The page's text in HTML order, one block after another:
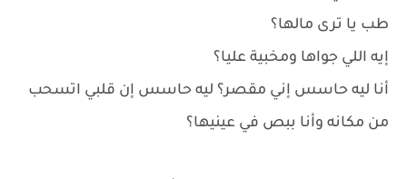
طب يا ترى مالها؟
إيه اللي جواها ومخبية عليا؟
أنا ليه حاسس إني مقصر؟ ليه حاسس إن قلبي اتسحب
من مكانه وأنا ببص في عينيها؟